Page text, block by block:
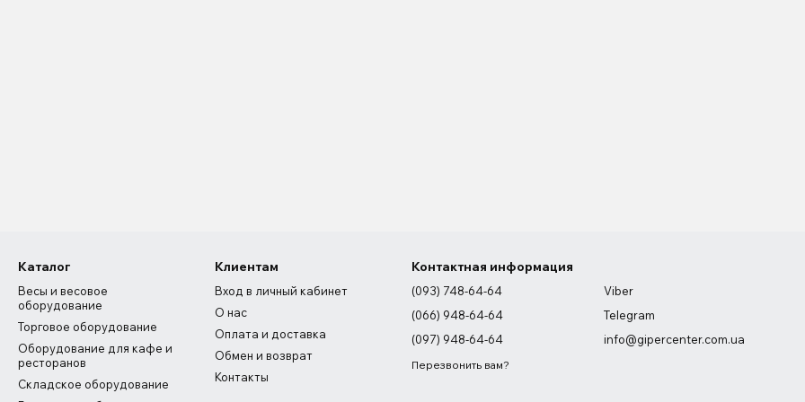
Каталог
Весы и весовое
оборудование
Торговое оборудование
Оборудование для кафе и
ресторанов
Складское оборудование
Клиентам
Вход в личный кабинет
О нас
Оплата и доставка
Обмен и возврат
Контакты
Контактная информация
(093) 748-64-64
(066) 948-64-64
(097) 948-64-64
Перезвонить вам?
Viber
Telegram
info@gipercenter.com.ua